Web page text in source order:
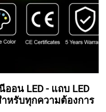
ออน LED - แถบ LED
หรับทุกความต้องการ